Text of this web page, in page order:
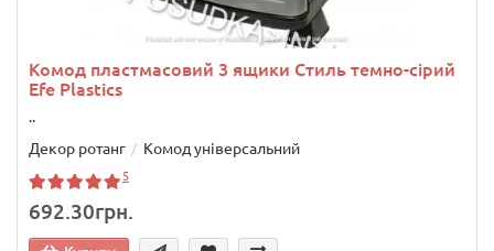
Комод пластмасовий 3 ящики Стиль темно-сірий
Efe Plastics
..
Декор ротанг
Комод універсальний
5
692.30грн.